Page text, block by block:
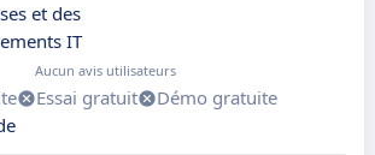
et des
IT
Aucun avis utilisateurs
Essai gratuit
Démo gratuite